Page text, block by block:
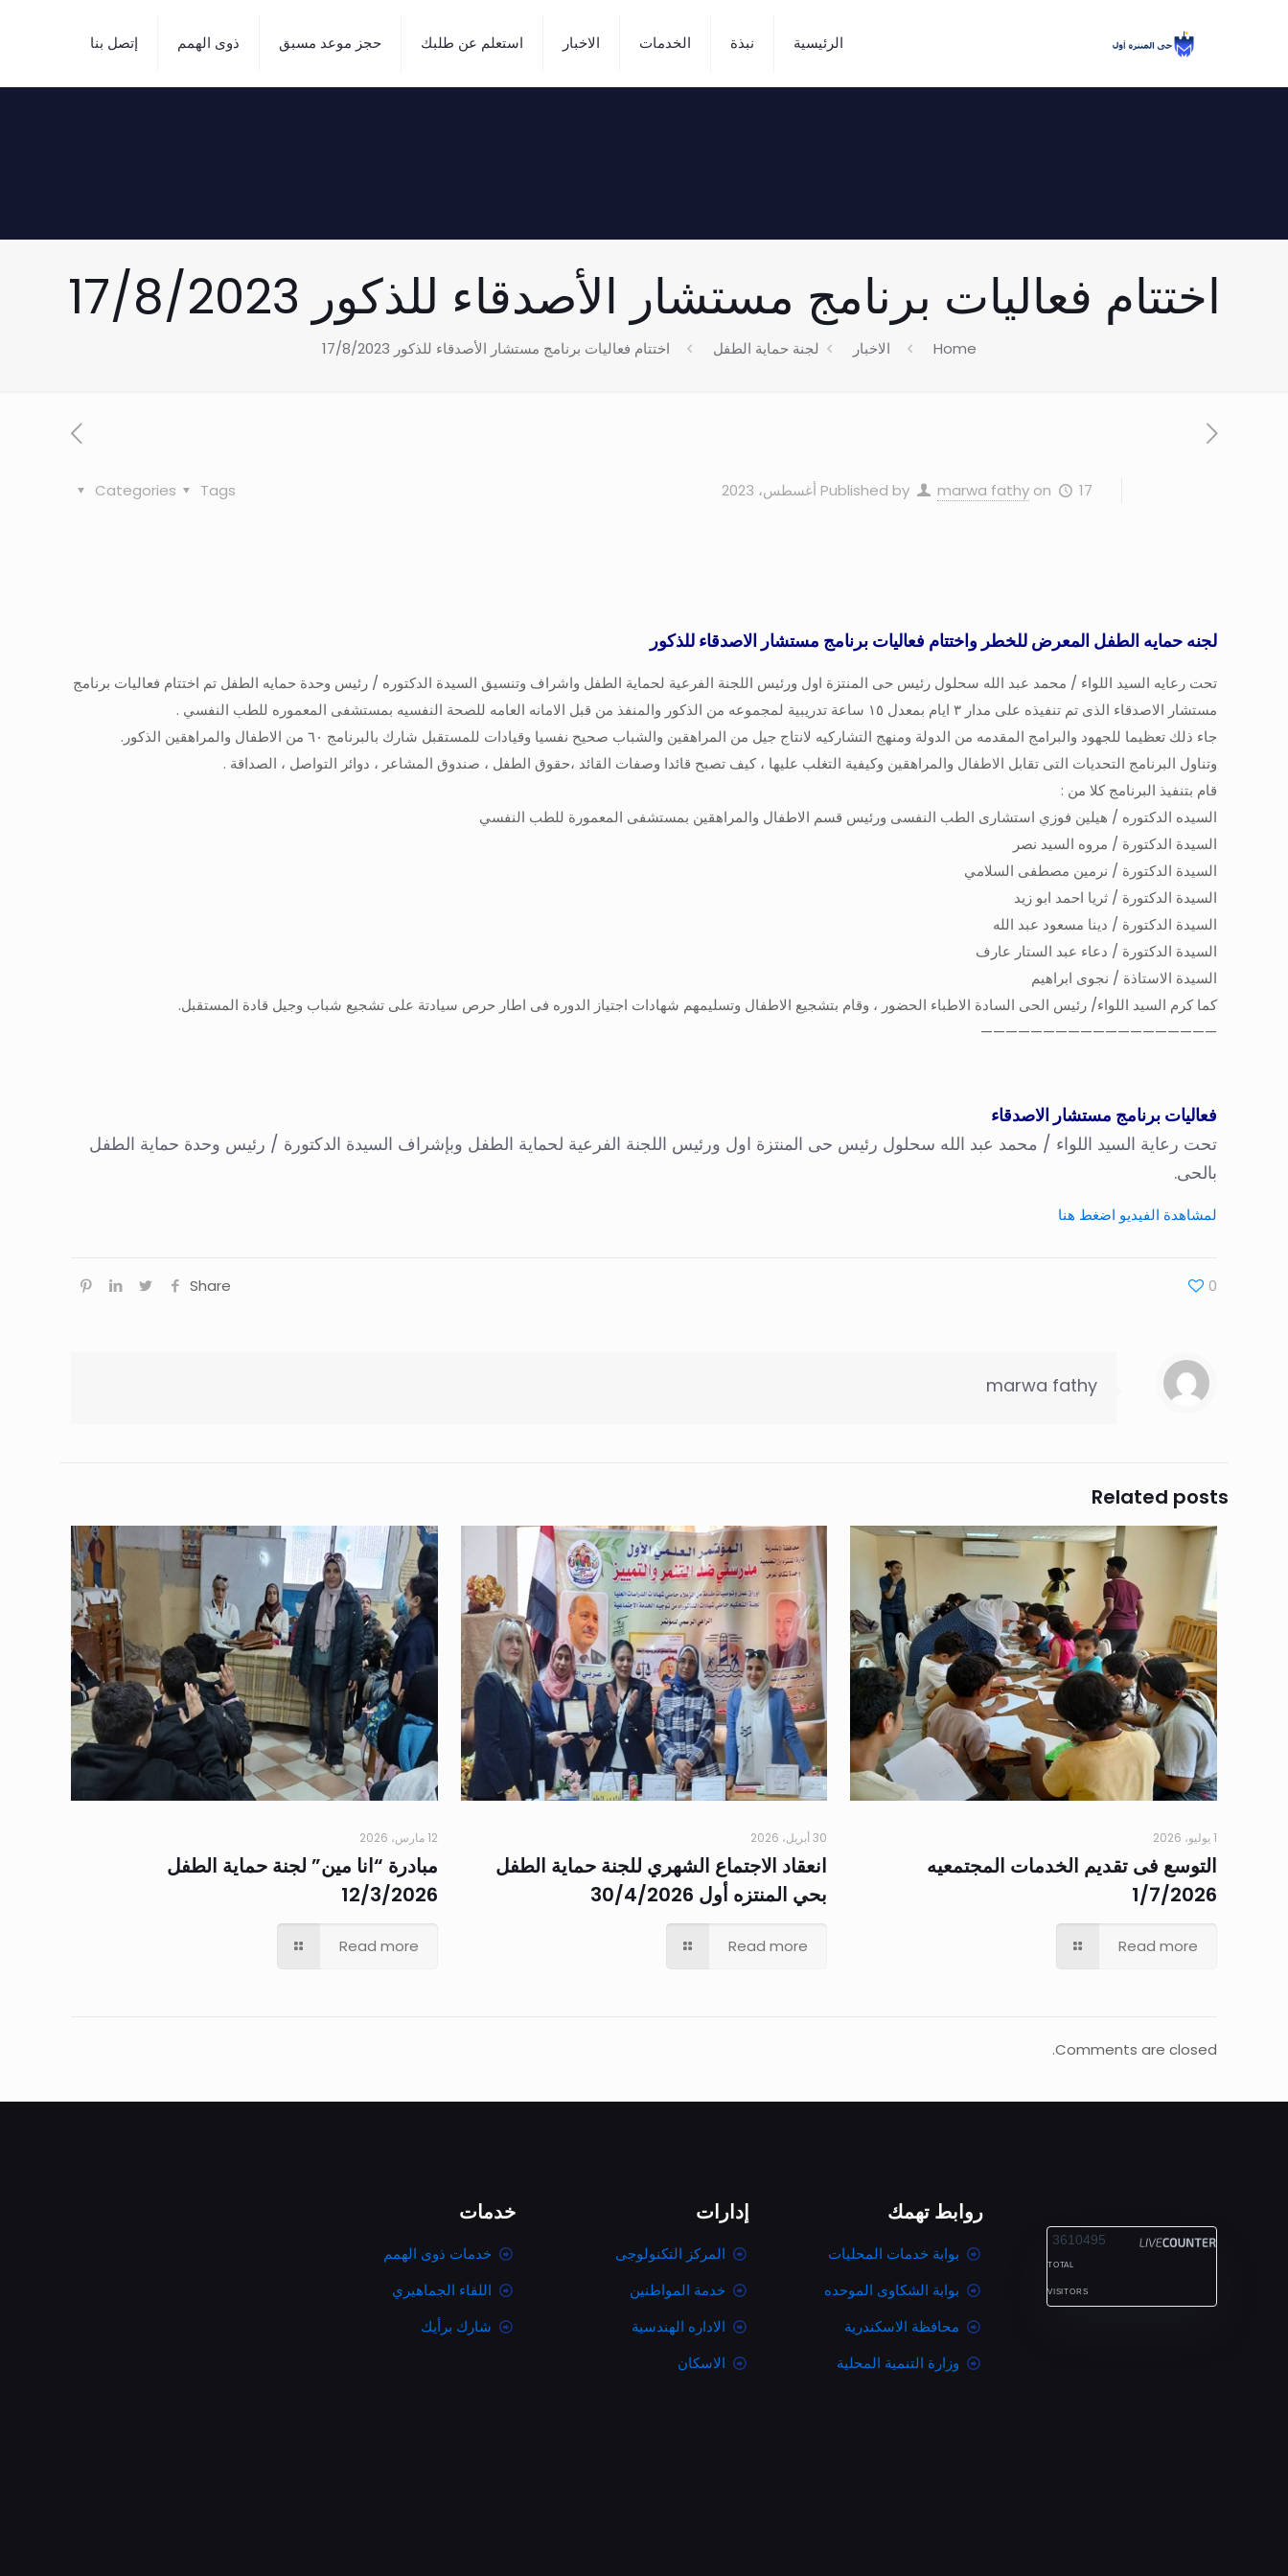
الرئيسية نبذة الخدمات الاخبار استعلم عن طلبك حجز موعد مسبق ذوى الهمم إتصل بنا
اختتام فعاليات برنامج مستشار الأصدقاء للذكور 17/8/2023
Home الاخبار لجنة حماية الطفل اختتام فعاليات برنامج مستشار الأصدقاء للذكور 17/8/2023
Published by marwa fathy on 17 أغسطس، 2023 Categories Tags
لجنه حمايه الطفل المعرض للخطر واختتام فعاليات برنامج مستشار الاصدقاء للذكور
تحت رعايه السيد اللواء / محمد عبد الله سحلول رئيس حى المنتزة اول ورئيس اللجنة الفرعية لحماية الطفل واشراف وتنسيق السيدة الدكتوره / رئيس وحدة حمايه الطفل تم اختتام فعاليات برنامج
مستشار الاصدقاء الذى تم تنفيذه على مدار ٣ ايام بمعدل ١٥ ساعة تدريبية لمجموعه من الذكور والمنفذ من قبل الامانه العامه للصحة النفسيه بمستشفى المعموره للطب النفسي .
جاء ذلك تعظيما للجهود والبرامج المقدمه من الدولة ومنهج التشاركيه لانتاج جيل من المراهقين والشباب صحيح نفسيا وقيادات للمستقبل شارك بالبرنامج ٦٠ من الاطفال والمراهقين الذكور.
وتناول البرنامج التحديات التى تقابل الاطفال والمراهقين وكيفية التغلب عليها ، كيف تصبح قائدا وصفات القائد ،حقوق الطفل ، صندوق المشاعر ، دوائر التواصل ، الصداقة .
قام بتنفيذ البرنامج كلا من :
السيده الدكتوره / هيلين فوزي استشارى الطب النفسى ورئيس قسم الاطفال والمراهقين بمستشفى المعمورة للطب النفسي
السيدة الدكتورة / مروه السيد نصر
السيدة الدكتورة / نرمين مصطفى السلامي
السيدة الدكتورة / ثريا احمد ابو زيد
السيدة الدكتورة / دينا مسعود عبد الله
السيدة الدكتورة / دعاء عبد الستار عارف
السيدة الاستاذة / نجوى ابراهيم
كما كرم السيد اللواء/ رئيس الحى السادة الاطباء الحضور ، وقام بتشجيع الاطفال وتسليمهم شهادات اجتياز الدوره فى اطار حرص سيادتة على تشجيع شباب وجيل قادة المستقبل.
———————————————————
فعاليات برنامج مستشار الاصدقاء
تحت رعاية السيد اللواء / محمد عبد الله سحلول رئيس حى المنتزة اول ورئيس اللجنة الفرعية لحماية الطفل وبإشراف السيدة الدكتورة / رئيس وحدة حماية الطفل
بالحى.
لمشاهدة الفيديو اضغط هنا
Share 0
marwa fathy
Related posts
1 يوليو، 2026
التوسع فى تقديم الخدمات المجتمعيه
1/7/2026
Read more
30 أبريل، 2026
انعقاد الاجتماع الشهري للجنة حماية الطفل
بحي المنتزه أول 30/4/2026
Read more
12 مارس، 2026
مبادرة “انا مين” لجنة حماية الطفل
12/3/2026
Read more
Comments are closed.
3610495
TOTAL
VISITORS
روابط تهمك
بوابة خدمات المحليات
بوابة الشكاوى الموحده
محافظة الاسكندرية
وزارة التنمية المحلية
إدارات
المركز التكنولوجى
خدمة المواطنين
الاداره الهندسية
الاسكان
خدمات
خدمات ذوى الهمم
اللقاء الجماهيري
شارك برأيك